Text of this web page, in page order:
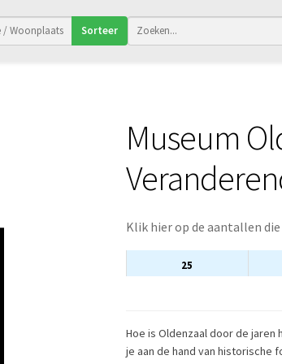
Sorteer
Museum
Klik hier op de aantallen
25
Hoe is Oldenzaal door de
je aan de hand van historische